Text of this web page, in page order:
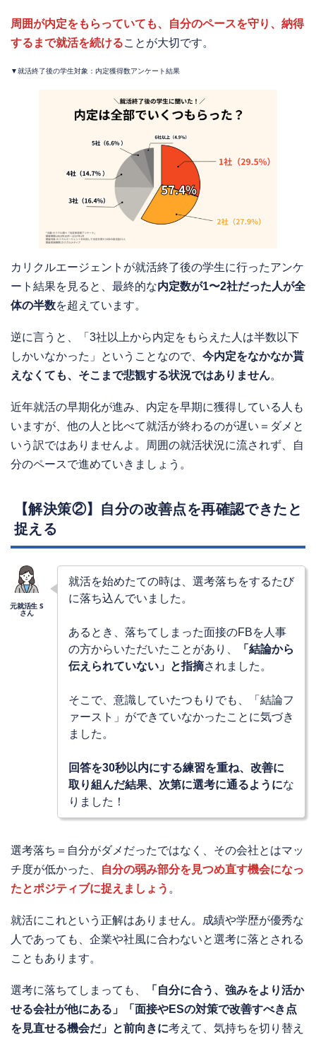
周囲が内定をもらっていても、自分のペースを守り、納得
するまで就活を続けることが大切です。
▼就活終了後の学生対象：内定獲得数アンケート結果
カリクルエージェントが就活終了後の学生に行ったアンケ
ート結果を見ると、最終的な内定数が1〜2社だった人が全
体の半数を超えています。
逆に言うと、「3社以上から内定をもらえた人は半数以下
しかいなかった」ということなので、 今内定をなかなか貰
えなくても、そこまで悲観する状況ではありません。
近年就活の早期化が進み、内定を早期に獲得している人も
いますが、他の人と比べて就活が終わるのが遅い＝ダメと
いう訳ではありませんよ。周囲の就活状況に流されず、自
分のペースで進めていきましょう。
【解決策②】自分の改善点を再確認できたと
捉える
就活を始めたての時は、選考落ちをするたび
に落ち込んでいました。
あるとき、落ちてしまった面接のFBを人事
の方からいただいたことがあり、
「結論から
伝えられていない」と指摘されました。
そこで、意識していたつもりでも、「結論フ
ァースト」ができていなかったことに気づき
ました。
回答を30秒以内にする練習を重ね、改善に
取り組んだ結果、次第に選考に通るようにな
りました！
選考落ち＝自分がダメだったではなく、その会社とはマッ
チ度が低かった、
自分の弱み部分を見つめ直す機会になっ
たとポジティブに捉えましょう 。
就活にこれという正解はありません。成績や学歴が優秀な
人であっても、企業や社風に合わないと選考に落とされる
こともあります。
選考に落ちてしまっても、
「自分に合う、強みをより活か
せる会社が他にある」「面接やESの対策で改善すべき点
を見直せる機会だ」と前向きに考えて、気持ちを切り替え